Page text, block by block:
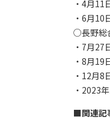
・4月11
・6月10
○長野総
・7月27
・8月19
・12月8
・2023
■関連記